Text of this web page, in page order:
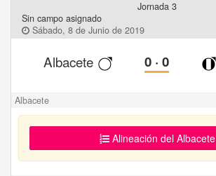
Jornada 3
Sin campo asignado
Sábado, 8 de Junio de 2019
Albacete 0 ·0
Albacete
Alineación del Albacete